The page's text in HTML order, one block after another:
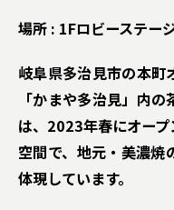
場所 : 1Fロビーステー
岐阜県多治見市の本町
「かまや多治見」内
は、2023年春にオー
空間で、地元・美濃焼
体現しています。